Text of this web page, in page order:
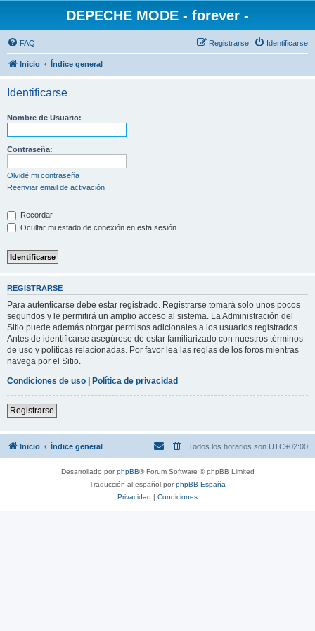
DEPECHE MODE - forever -
FAQ Identificarse
Registrarse
Inicio Índice general
Identificarse
Nombre de Usuario:
Contraseña:
Olvidé mi contraseña
Reenviar email de activación
Recordar
Ocultar mi estado de conexión en esta sesión
REGISTRARSE
Para autenticarse debe estar registrado. Registrarse tomará solo unos pocos
segundos y le permitirá un amplio acceso al sistema. La Administración del
Sitio puede además otorgar permisos adicionales a los usuarios registrados.
Antes de identificarse asegúrese de estar familiarizado con nuestros términos
de uso y políticas relacionadas. Por favor lea las reglas de los foros mientras
navega por el Sitio.
Condiciones de uso | Política de privacidad
Registrarse
Inicio Índice general Todos los horarios son UTC+02:00
Desarrollado porphpBB® Forum Software © phpBB Limited
Traducción al español porphpBB España
Privacidad | Condiciones